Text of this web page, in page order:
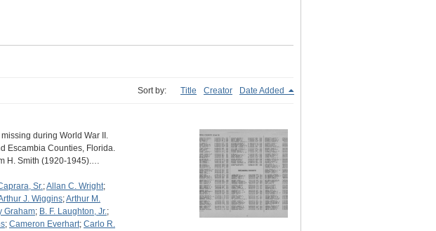
Sort by: Title Creator Date Added
during World War II.
Escambia Counties, Florida.
H. Smith (1920-1945).…
Sr.;Allan C. Wright;
J. Wiggins;Arthur M.
Graham; B. F. Laughton, Jr.;
; Cameron Everhart; Carlo R.